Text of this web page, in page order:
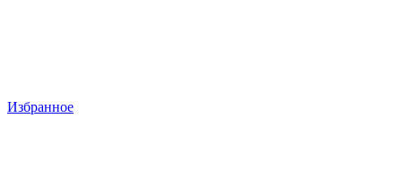
Избранное